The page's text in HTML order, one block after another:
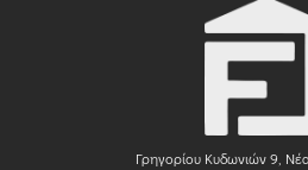
Γρηγορίου Κυδωνιών 9,